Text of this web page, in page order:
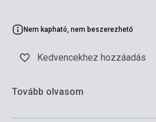
Nem kapható, nem beszerezhető
Kedvencekhez hozzáadás
Tovább olvasom